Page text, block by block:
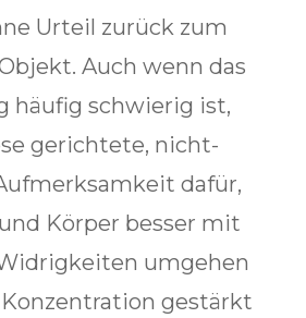
Urteil zurück zum
Auch wenn das
häufig schwierig ist,
gerichtete, nicht-
dafür,
Körper besser mit
umgehen
gestärkt